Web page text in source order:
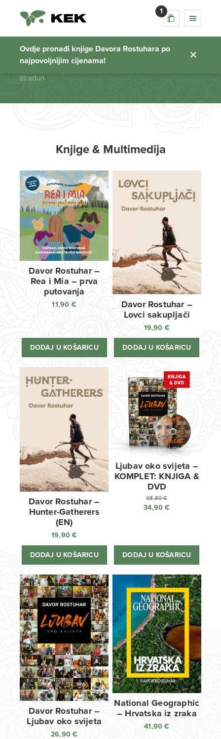
1
Ovdje pronađi knjige Davora Rostuhara po
najpovoljnijim cijenama!
stradun
Početna stranica
stradun
Knjige & Multimedija
Davor Rostuhar –
Rea i Mia – prva
putovanja
11,90 €
DODAJ U KOŠARICU
Davor Rostuhar –
Lovci sakupljači
19,90 €
DODAJ U KOŠARICU
Davor Rostuhar –
Hunter-Gatherers
(EN)
19,90€
DODAJ U KOŠARICU
Ljubav oko svijeta –
KOMPLET: KNJIGA &
DVD
38,80€
Izvorna
38,80 €.
34,90€
34,90 €.
DODAJ U KOŠARICU
Davor Rostuhar –
Ljubav oko svijeta
26,90€
National Geographic
– Hrvatska iz zraka
41,90€